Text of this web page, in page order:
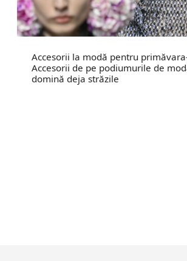
Accesorii la modă pentru
Accesorii de pe podiumurile de
domină deja străzile